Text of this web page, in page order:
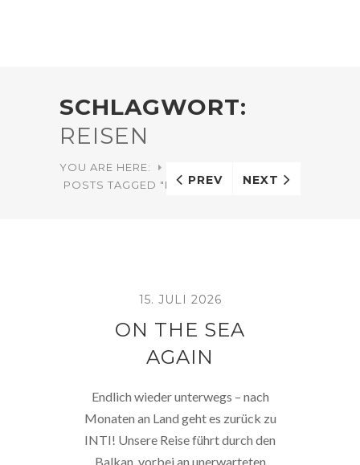
SCHLAGWORT:
REISEN
YOU ARE HERE:
POSTS TAGGED "REISEN"
PREV NEXT
15. JULI 2026
ON THE SEA
AGAIN
Endlich wieder unterwegs – nach
Monaten an Land geht es zurück zu
INTI! Unsere Reise führt durch den
Balkan, vorbei an unerwarteten